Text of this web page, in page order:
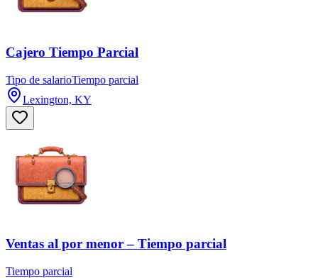
Cajero Tiempo Parcial
Tipo de salarioTiempo parcial
Lexington, KY
Ventas al por menor – Tiempo parcial
Tiempo parcial